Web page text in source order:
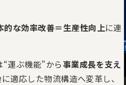
的な効率改善＝生産性向上に連
運ぶ機能”から事業成長を支え
適応した物流構造へ変革し、